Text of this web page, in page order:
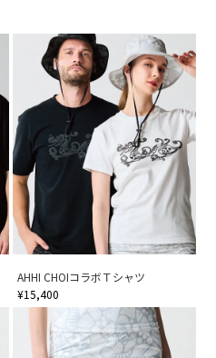
AHHI CHOIコラボＴシャツ
¥15,400